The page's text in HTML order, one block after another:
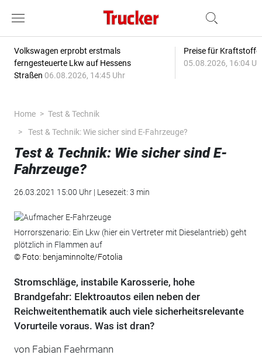
Volkswagen erprobt erstmals
ferngesteuerte Lkw auf Hessens
Straßen 06.08.2026, 14:45 Uhr
Preise für
05.08.2026, 16:04
Home
Test & Technik
Test & Technik: Wie sicher sind E-Fahrzeuge?
Test & Technik: Wie sicher sind E-
Fahrzeuge?
26.03.2021 15:00 Uhr | Lesezeit: 3 min
Horrorszenario: Ein Lkw (hier ein Vertreter mit Dieselantrieb) geht
plötzlich in Flammen auf
© Foto: benjaminnolte/Fotolia
Stromschläge, instabile Karosserie, hohe
Brandgefahr: Elektroautos eilen neben der
Reichweitenthematik auch viele sicherheitsrelevante
Vorurteile voraus. Was ist dran?
von Fabian Faehrmann